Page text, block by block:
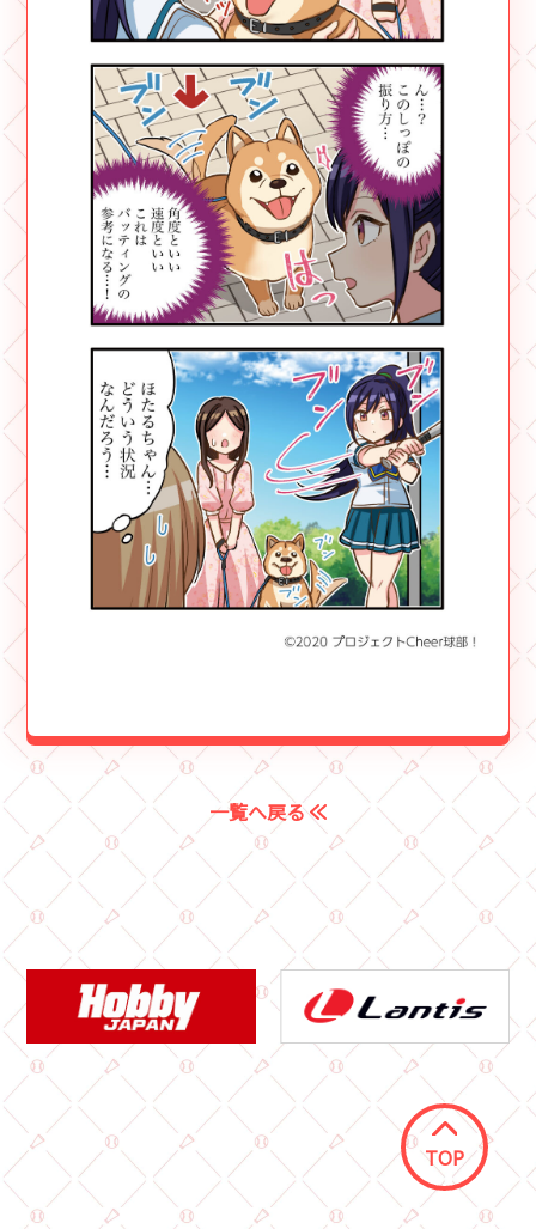
一覧へ戻る
TOP